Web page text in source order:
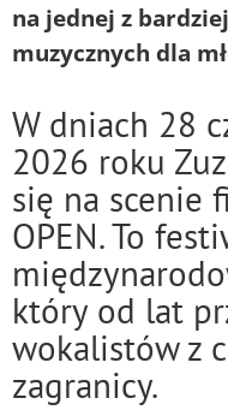
na jednej z
muzycznych dla
W dniach 28
2026 roku
się na scenie
OPEN. To
który od lat
wokalistów z
zagranicy.